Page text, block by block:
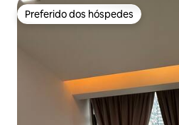
Preferido dos hóspedes
Preferido dos hóspedes